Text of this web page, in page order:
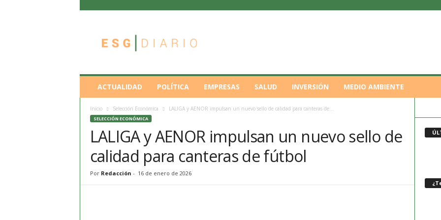
ACTUALIDAD POLÍTICA EMPRESAS SALUD INVERSIÓN MEDIO AMBIENTE
Inicio Selección Económica LALIGA y AENOR impulsan un nuevo sello de calidad para canteras de...
SELECCIÓN ECONÓMICA
LALIGA y AENOR impulsan un nuevo sello de
calidad para canteras de fútbol
Por Redacción - 16 de enero de 2026